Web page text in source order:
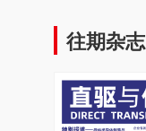
往期杂志